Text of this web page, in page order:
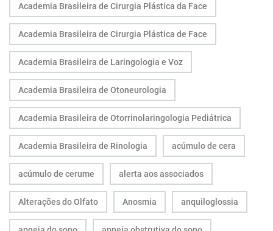
Academia Brasileira de Cirurgia Plástica da Face
Academia Brasileira de Cirurgia Plástica de Face
Academia Brasileira de Laringologia e Voz
Academia Brasileira de Otoneurologia
Academia Brasileira de Otorrinolaringologia Pediátrica
Academia Brasileira de Rinologia acúmulo de cera
acúmulo de cerume alerta aos associados
Alterações do Olfato Anosmia anquiloglossia